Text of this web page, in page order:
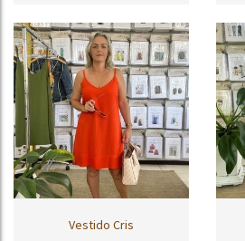
Vestido Cris